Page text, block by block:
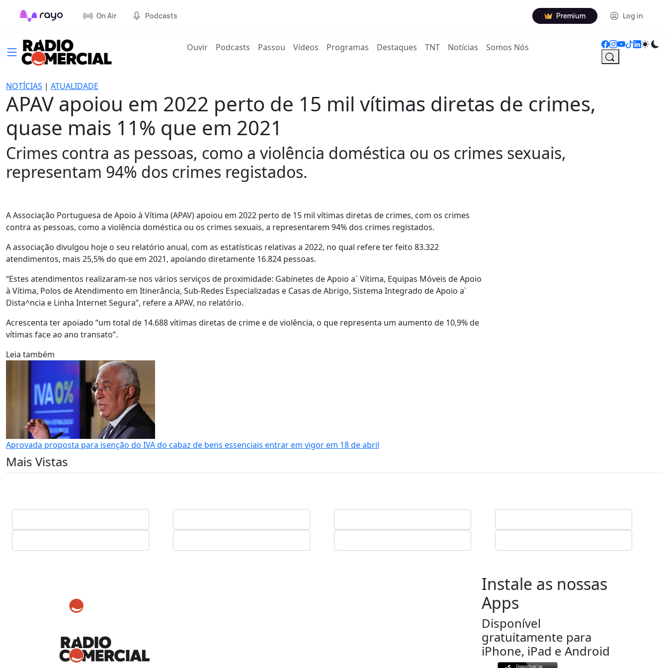
On Air Podcasts Premium Log in
Ouvir(current)
Podcasts Passou Vídeos Programas Destaques TNT Notícias Somos Nós
NOTÍCIAS | ATUALIDADE
APAV apoiou em 2022 perto de 15 mil vítimas diretas de crimes,
quase mais 11% que em 2021
Crimes contra as pessoas, como a violência doméstica ou os crimes sexuais,
representam 94% dos crimes registados.
A Associação Portuguesa de Apoio à Vítima (APAV) apoiou em 2022 perto de 15 mil vítimas diretas de crimes, com os crimes
contra as pessoas, como a violência doméstica ou os crimes sexuais, a representarem 94% dos crimes registados.
A associação divulgou hoje o seu relatório anual, com as estatísticas relativas a 2022, no qual refere ter feito 83.322
atendimentos, mais 25,5% do que em 2021, apoiando diretamente 16.824 pessoas.
“Estes atendimentos realizaram-se nos vários serviços de proximidade: Gabinetes de Apoio a` Vítima, Equipas Móveis de Apoio
à Vítima, Polos de Atendimento em Itinerância, Sub-Redes Especializadas e Casas de Abrigo, Sistema Integrado de Apoio a`
Dista^ncia e Linha Internet Segura”, refere a APAV, no relatório.
Acrescenta ter apoiado “um total de 14.688 vítimas diretas de crime e de violência, o que representa um aumento de 10,9% de
vítimas face ao ano transato”.
Leia também
Aprovada proposta para isenção do IVA do cabaz de bens essenciais entrar em vigor em 18 de abril
Mais Vistas
Instale as nossas
Apps
Disponível
gratuitamente para
iPhone, iPad e Android